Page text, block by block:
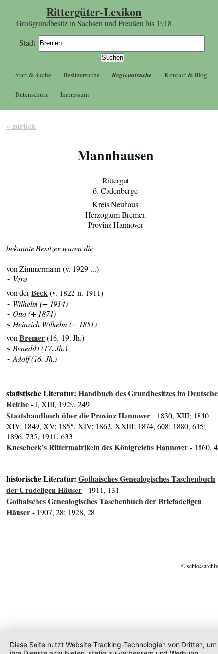
Rittergüter-Lexikon
Großgrundbesitz in Sachsen und Preußen bis 1918
Stadt:
Start & Suche Besitzersuche Regionalsuche Kontakt & Blog
Datenschutz Impressum
« zurück
Mannhausen
Rittergut
ö. Cadenberge
Kreis Neuhaus
Herzogtum Bremen
Provinz Hannover
bekannte Besitzer waren die
von Zimmermann (v. 1929-...)
~ Vera
von derBeck(v. 1822-n. 1911)
~ Wilhelm (+ 1914)
~ Otto (+ 1871)
~ Heinrich Wilhelm (+ 1851)
vonBremer(16.-19. Jh.)
~ Benedikt (17. Jh.)
~ Adolf (16. Jh.)
statistische Literatur:Handbuch des Grundbesitzes im
Reiche- I, XIII, 1929, 249
Staatshandbuch über die Provinz Hannover- 1830, XIII; 1840,
XIV; 1849, XV; 1855, XIV; 1862, XXIII; 1874, 608; 1880, 615;
1896, 735; 1911, 633
Knesebeck's Rittermatrikeln des Königreichs Hannover- 1860,
historische Literatur:Gothaisches Genealogisches Taschenbuch
der Uradeligen Häuser- 1911, 131
Gothaisches Genealogisches Taschenbuch der Briefadeligen
Häuser- 1907, 28; 1928, 28
©
Diese Seite nutzt Website-Tracking-Technologien von Dritten, um